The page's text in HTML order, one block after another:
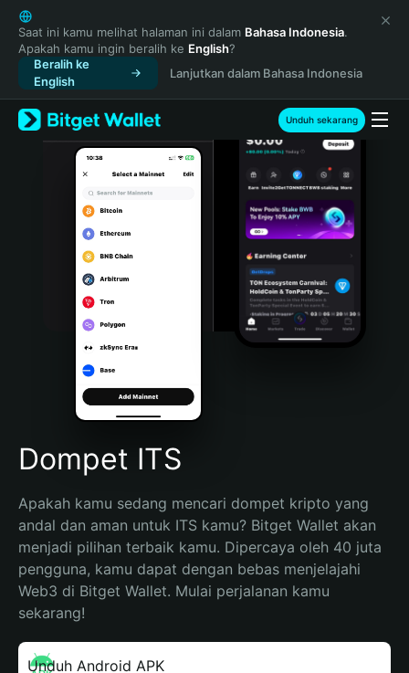
English
日本語
Tiếng Việt
Русский
Español (Latinoamérica)
Türkçe
Italiano
Português (Portugal)
Bahasa Indonesia
Português (Brasil)
Español (Argentina)
Saat ini kamu melihat halaman ini dalam Bahasa Indonesia.
Apakah kamu ingin beralih ke English?
Beralih ke
English
Lanjutkan dalam Bahasa Indonesia
Unduh sekarang
Dompet ITS
Apakah kamu sedang mencari dompet kripto yang
andal dan aman untuk ITS kamu? Bitget Wallet akan
menjadi pilihan terbaik kamu. Dipercaya oleh 40 juta
pengguna, kamu dapat dengan bebas menjelajahi
Web3 di Bitget Wallet. Mulai perjalanan kamu
sekarang!
Unduh Android APK